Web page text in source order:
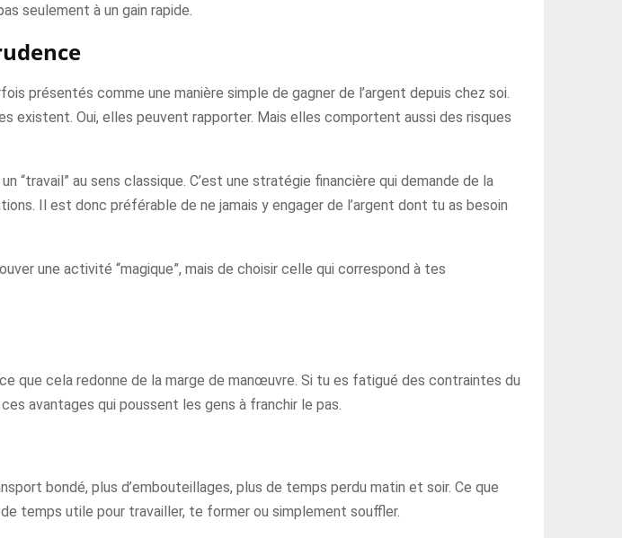
seulement à un gain rapide.
présentés comme une manière simple de gagner de l’argent depuis chez soi.
existent. Oui, elles peuvent rapporter. Mais elles comportent aussi des risques
au sens classique. C’est une stratégie financière qui demande de la
Il est donc préférable de ne jamais y engager de l’argent dont tu as besoin
une activité “magique”, mais de choisir celle qui correspond à tes
que cela redonne de la marge de manœuvre. Si tu es fatigué des contraintes du
avantages qui poussent les gens à franchir le pas.
bondé, plus d’embouteillages, plus de temps perdu matin et soir. Ce que
temps utile pour travailler, te former ou simplement souffler.